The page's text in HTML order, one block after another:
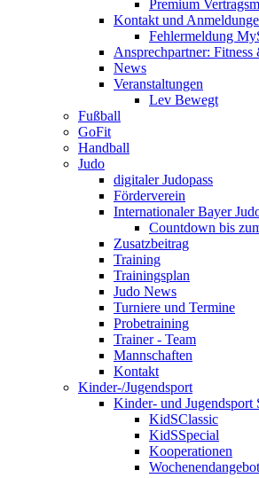
Premium
Kontakt und
Fehlermeldung
Ansprechpartner: Fitness
News
Veranstaltungen
Lev Bewegt
Fußball
GoFit
Handball
Judo
digitaler Judopass
Förderverein
Internationaler Bayer
Countdown bis
Zusatzbeitrag
Training
Trainingsplan
Judo News
Turniere und Termine
Probetraining
Trainer - Team
Mannschaften
Kontakt
Kinder-/Jugendsport
Kinder- und Jugendsport
KidSClassic
KidSSpecial
Kooperationen